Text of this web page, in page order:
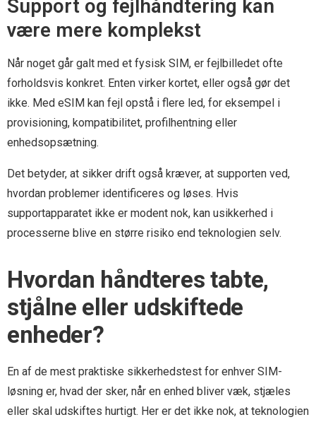
Support og fejlhåndtering kan
være mere komplekst
Når noget går galt med et fysisk SIM, er fejlbilledet ofte
forholdsvis konkret. Enten virker kortet, eller også gør det
ikke. Med eSIM kan fejl opstå i flere led, for eksempel i
provisioning, kompatibilitet, profilhentning eller
enhedsopsætning.
Det betyder, at sikker drift også kræver, at supporten ved,
hvordan problemer identificeres og løses. Hvis
supportapparatet ikke er modent nok, kan usikkerhed i
processerne blive en større risiko end teknologien selv.
Hvordan håndteres tabte,
stjålne eller udskiftede
enheder?
En af de mest praktiske sikkerhedstest for enhver SIM-
løsning er, hvad der sker, når en enhed bliver væk, stjæles
eller skal udskiftes hurtigt. Her er det ikke nok, at teknologien